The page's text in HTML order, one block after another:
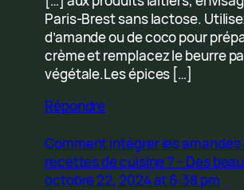
Paris-Brest sans lactose.
d’amande ou de coco pour
crème et remplacez le beurre
végétale.Les épices […]
Répondre
Comment intégrer les amandes
recettes de cuisine ? – Des
octobre 22, 2024 at 6:38 pm